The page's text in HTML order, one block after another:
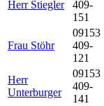
Herr Stiegler
409-
151
Frau Stöhr
09153
409-
121
Herr
Unterburger
09153
409-
141